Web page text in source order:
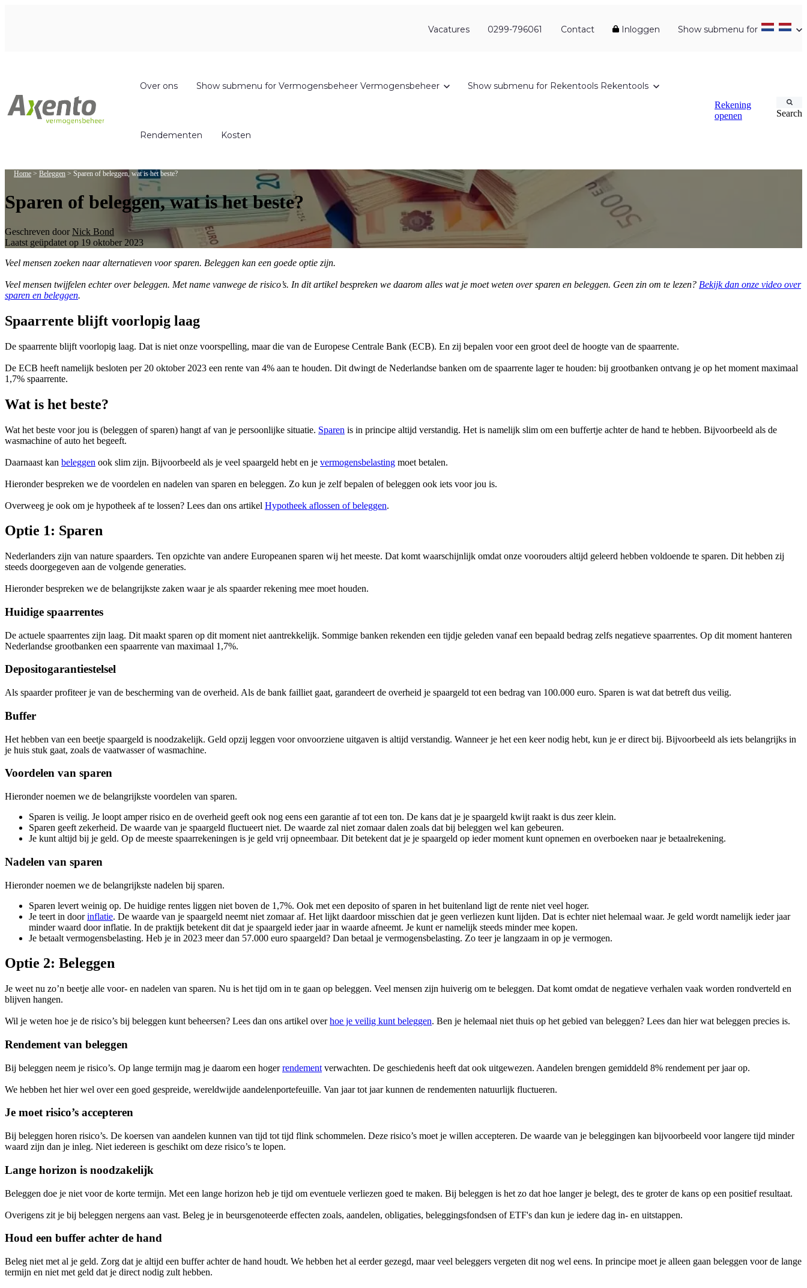
Vacatures 0299-796061 Contact Inloggen Show submenu for
Over ons Show submenu for Vermogensbeheer Vermogensbeheer Show submenu for Rekentools Rekentools
Rendementen Kosten
Rekening
openen
Search
Home > Beleggen > Sparen of beleggen, wat is het beste?
Sparen of beleggen, wat is het beste?
Geschreven door Nick Bond
Laatst geüpdatet op 19 oktober 2023
Veel mensen zoeken naar alternatieven voor sparen. Beleggen kan een goede optie zijn.
Veel mensen twijfelen echter over beleggen. Met name vanwege de risico’s. In dit artikel bespreken we daarom alles wat je moet weten over sparen en beleggen. Geen zin om te lezen? Bekijk dan onze video over
sparen en beleggen.
Spaarrente blijft voorlopig laag
De spaarrente blijft voorlopig laag. Dat is niet onze voorspelling, maar die van de Europese Centrale Bank (ECB). En zij bepalen voor een groot deel de hoogte van de spaarrente.
De ECB heeft namelijk besloten per 20 oktober 2023 een rente van 4% aan te houden. Dit dwingt de Nederlandse banken om de spaarrente lager te houden: bij grootbanken ontvang je op het moment maximaal
1,7% spaarrente.
Wat is het beste?
Wat het beste voor jou is (beleggen of sparen) hangt af van je persoonlijke situatie. Sparen is in principe altijd verstandig. Het is namelijk slim om een buffertje achter de hand te hebben. Bijvoorbeeld als de
wasmachine of auto het begeeft.
Daarnaast kan beleggen ook slim zijn. Bijvoorbeeld als je veel spaargeld hebt en je vermogensbelasting moet betalen.
Hieronder bespreken we de voordelen en nadelen van sparen en beleggen. Zo kun je zelf bepalen of beleggen ook iets voor jou is.
Overweeg je ook om je hypotheek af te lossen? Lees dan ons artikel Hypotheek aflossen of beleggen.
Optie 1: Sparen
Nederlanders zijn van nature spaarders. Ten opzichte van andere Europeanen sparen wij het meeste. Dat komt waarschijnlijk omdat onze voorouders altijd geleerd hebben voldoende te sparen. Dit hebben zij
steeds doorgegeven aan de volgende generaties.
Hieronder bespreken we de belangrijkste zaken waar je als spaarder rekening mee moet houden.
Huidige spaarrentes
De actuele spaarrentes zijn laag. Dit maakt sparen op dit moment niet aantrekkelijk. Sommige banken rekenden een tijdje geleden vanaf een bepaald bedrag zelfs negatieve spaarrentes. Op dit moment hanteren
Nederlandse grootbanken een spaarrente van maximaal 1,7%.
Depositogarantiestelsel
Als spaarder profiteer je van de bescherming van de overheid. Als de bank failliet gaat, garandeert de overheid je spaargeld tot een bedrag van 100.000 euro. Sparen is wat dat betreft dus veilig.
Buffer
Het hebben van een beetje spaargeld is noodzakelijk. Geld opzij leggen voor onvoorziene uitgaven is altijd verstandig. Wanneer je het een keer nodig hebt, kun je er direct bij. Bijvoorbeeld als iets belangrijks in
je huis stuk gaat, zoals de vaatwasser of wasmachine.
Voordelen van sparen
Hieronder noemen we de belangrijkste voordelen van sparen.
Sparen is veilig. Je loopt amper risico en de overheid geeft ook nog eens een garantie af tot een ton. De kans dat je je spaargeld kwijt raakt is dus zeer klein.
Sparen geeft zekerheid. De waarde van je spaargeld fluctueert niet. De waarde zal niet zomaar dalen zoals dat bij beleggen wel kan gebeuren.
Je kunt altijd bij je geld. Op de meeste spaarrekeningen is je geld vrij opneembaar. Dit betekent dat je je spaargeld op ieder moment kunt opnemen en overboeken naar je betaalrekening.
Nadelen van sparen
Hieronder noemen we de belangrijkste nadelen bij sparen.
Sparen levert weinig op. De huidige rentes liggen niet boven de 1,7%. Ook met een deposito of sparen in het buitenland ligt de rente niet veel hoger.
Je teert in doorinflatie. De waarde van je spaargeld neemt niet zomaar af. Het lijkt daardoor misschien dat je geen verliezen kunt lijden. Dat is echter niet helemaal waar. Je geld wordt namelijk ieder jaar
minder waard door inflatie. In de praktijk betekent dit dat je spaargeld ieder jaar in waarde afneemt. Je kunt er namelijk steeds minder mee kopen.
Je betaalt vermogensbelasting. Heb je in 2023 meer dan 57.000 euro spaargeld? Dan betaal je vermogensbelasting. Zo teer je langzaam in op je vermogen.
Optie 2: Beleggen
Je weet nu zo’n beetje alle voor- en nadelen van sparen. Nu is het tijd om in te gaan op beleggen. Veel mensen zijn huiverig om te beleggen. Dat komt omdat de negatieve verhalen vaak worden rondverteld en
blijven hangen.
Wil je weten hoe je de risico’s bij beleggen kunt beheersen? Lees dan ons artikel overhoe je veilig kunt beleggen. Ben je helemaal niet thuis op het gebied van beleggen? Lees dan hier wat beleggen precies is.
Rendement van beleggen
Bij beleggen neem je risico’s. Op lange termijn mag je daarom een hogerrendement verwachten. De geschiedenis heeft dat ook uitgewezen. Aandelen brengen gemiddeld 8% rendement per jaar op.
We hebben het hier wel over een goed gespreide, wereldwijde aandelenportefeuille. Van jaar tot jaar kunnen de rendementen natuurlijk fluctueren.
Je moet risico’s accepteren
Bij beleggen horen risico’s. De koersen van aandelen kunnen van tijd tot tijd flink schommelen. Deze risico’s moet je willen accepteren. De waarde van je beleggingen kan bijvoorbeeld voor langere tijd minder
waard zijn dan je inleg. Niet iedereen is geschikt om deze risico’s te lopen.
Lange horizon is noodzakelijk
Beleggen doe je niet voor de korte termijn. Met een lange horizon heb je tijd om eventuele verliezen goed te maken. Bij beleggen is het zo dat hoe langer je belegt, des te groter de kans op een positief resultaat.
Overigens zit je bij beleggen nergens aan vast. Beleg je in beursgenoteerde effecten zoals, aandelen, obligaties, beleggingsfondsen of ETF's dan kun je iedere dag in- en uitstappen.
Houd een buffer achter de hand
Beleg niet met al je geld. Zorg dat je altijd een buffer achter de hand houdt. We hebben het al eerder gezegd, maar veel beleggers vergeten dit nog wel eens. In principe moet je alleen gaan beleggen voor de lange
termijn en niet met geld dat je direct nodig zult hebben.